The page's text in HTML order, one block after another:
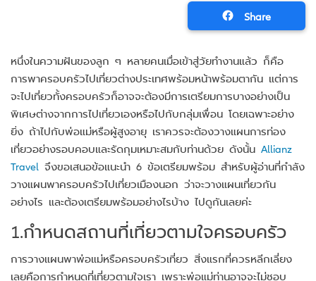
Share
หนึ่งในความฝันของลูก ๆ หลายคนเมื่อเข้าสู่วัยทำงานแล้ว ก็คือ
การพาครอบครัวไปเที่ยวต่างประเทศพร้อมหน้าพร้อมตากัน แต่การ
จะไปเที่ยวทั้งครอบครัวก็อาจจะต้องมีการเตรียมการบางอย่างเป็น
พิเศษต่างจากการไปเที่ยวเองหรือไปกับกลุ่มเพื่อน โดยเฉพาะอย่าง
ยิ่ง ถ้าไปกับพ่อแม่หรือผู้สูงอายุ เราควรจะต้องวางแผนการท่อง
เที่ยวอย่างรอบคอบและรัดกุมเหมาะสมกับท่านด้วย ดังนั้น Allianz
Travel จึงขอเสนอข้อแนะนำ 6 ข้อเตรียมพร้อม สำหรับผู้อ่านที่กำลัง
วางแผนพาครอบครัวไปเที่ยวเมืองนอก ว่าจะวางแผนเที่ยวกัน
อย่างไร และต้องเตรียมพร้อมอย่างไรบ้าง ไปดูกันเลยค่ะ
1.กำหนดสถานที่เที่ยวตามใจครอบครัว
การวางแผนพาพ่อแม่หรือครอบครัวเที่ยว สิ่งแรกที่ควรหลีกเลี่ยง
เลยคือการกำหนดที่เที่ยวตามใจเรา เพราะพ่อแม่ท่านอาจจะไม่ชอบ